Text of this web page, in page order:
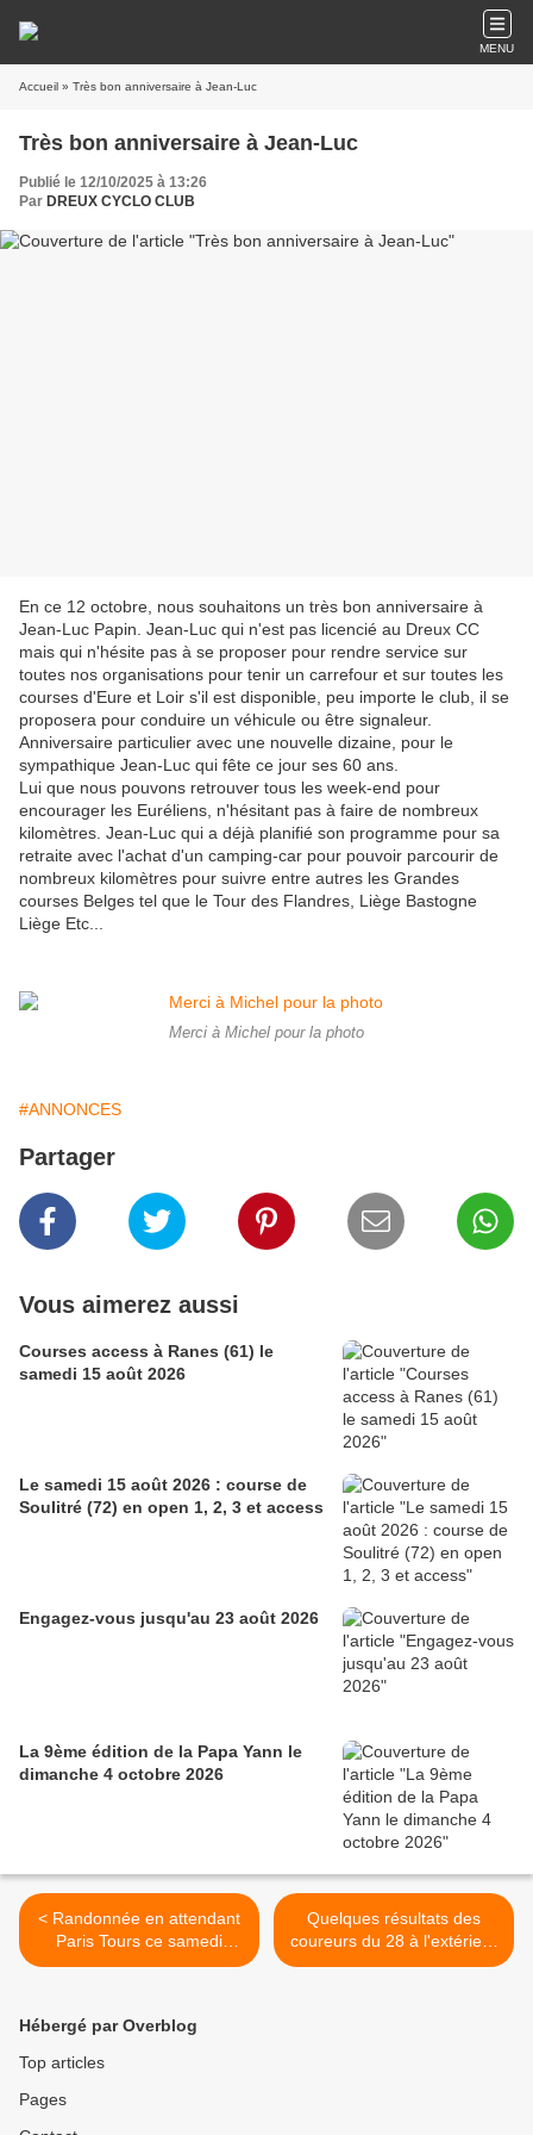
MENU
Accueil » Très bon anniversaire à Jean-Luc
Très bon anniversaire à Jean-Luc
Publié le 12/10/2025 à 13:26
Par DREUX CYCLO CLUB
En ce 12 octobre, nous souhaitons un très bon anniversaire à
Jean-Luc Papin. Jean-Luc qui n'est pas licencié au Dreux CC
mais qui n'hésite pas à se proposer pour rendre service sur
toutes nos organisations pour tenir un carrefour et sur toutes les
courses d'Eure et Loir s'il est disponible, peu importe le club, il se
proposera pour conduire un véhicule ou être signaleur.
Anniversaire particulier avec une nouvelle dizaine, pour le
sympathique Jean-Luc qui fête ce jour ses 60 ans.
Lui que nous pouvons retrouver tous les week-end pour
encourager les Euréliens, n'hésitant pas à faire de nombreux
kilomètres. Jean-Luc qui a déjà planifié son programme pour sa
retraite avec l'achat d'un camping-car pour pouvoir parcourir de
nombreux kilomètres pour suivre entre autres les Grandes
courses Belges tel que le Tour des Flandres, Liège Bastogne
Liège Etc...
Merci à Michel pour la photo
#ANNONCES
Partager
Vous aimerez aussi
Courses access à Ranes (61) le
samedi 15 août 2026
Le samedi 15 août 2026 : course de
Soulitré (72) en open 1, 2, 3 et access
Engagez-vous jusqu'au 23 août 2026
La 9ème édition de la Papa Yann le
dimanche 4 octobre 2026
< Randonnée en attendant
Paris Tours ce samedi
11octobre 2025
Quelques résultats des
coureurs du 28 à l'extérieur
>
Hébergé par Overblog
Top articles
Pages